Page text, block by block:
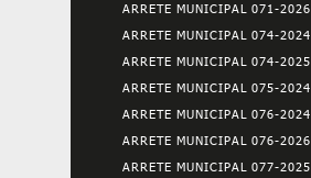
ARRETE MUNICIPAL 071-2026
ARRETE MUNICIPAL 074-2024
ARRETE MUNICIPAL 074-2025
ARRETE MUNICIPAL 075-2024
ARRETE MUNICIPAL 076-2024
ARRETE MUNICIPAL 076-2026
ARRETE MUNICIPAL 077-2025